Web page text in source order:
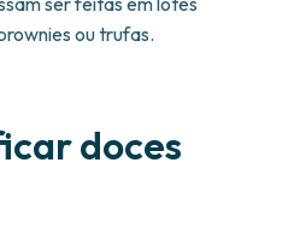
ou trufas.
doces